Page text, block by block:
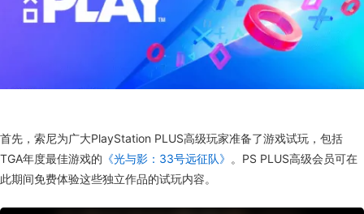
首先，索尼为广大PlayStation PLUS高级玩家准备了游戏试玩，包括
TGA年度最佳游戏的 《光与影：33号远征队》 。PS PLUS高级会员可在
此期间免费体验这些独立作品的试玩内容。